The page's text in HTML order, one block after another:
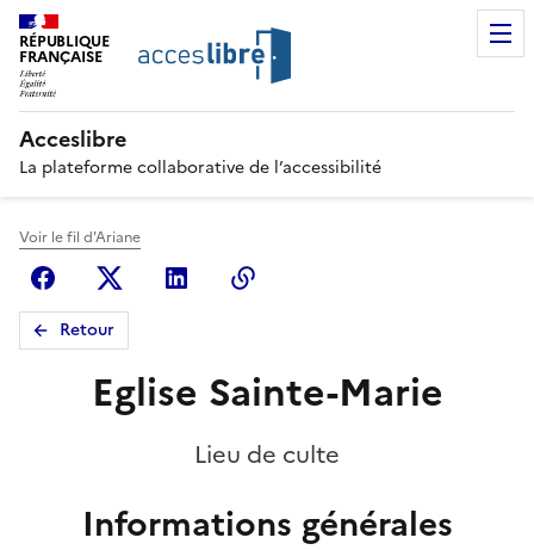
RÉPUBLIQUE
FRANÇAISE
Acceslibre
La plateforme collaborative de l’accessibilité
Voir le fil d'Ariane
FacebookX (anciennement Twitter)
Linkedin
Retour
Eglise Sainte-Marie
Lieu de culte
Informations générales